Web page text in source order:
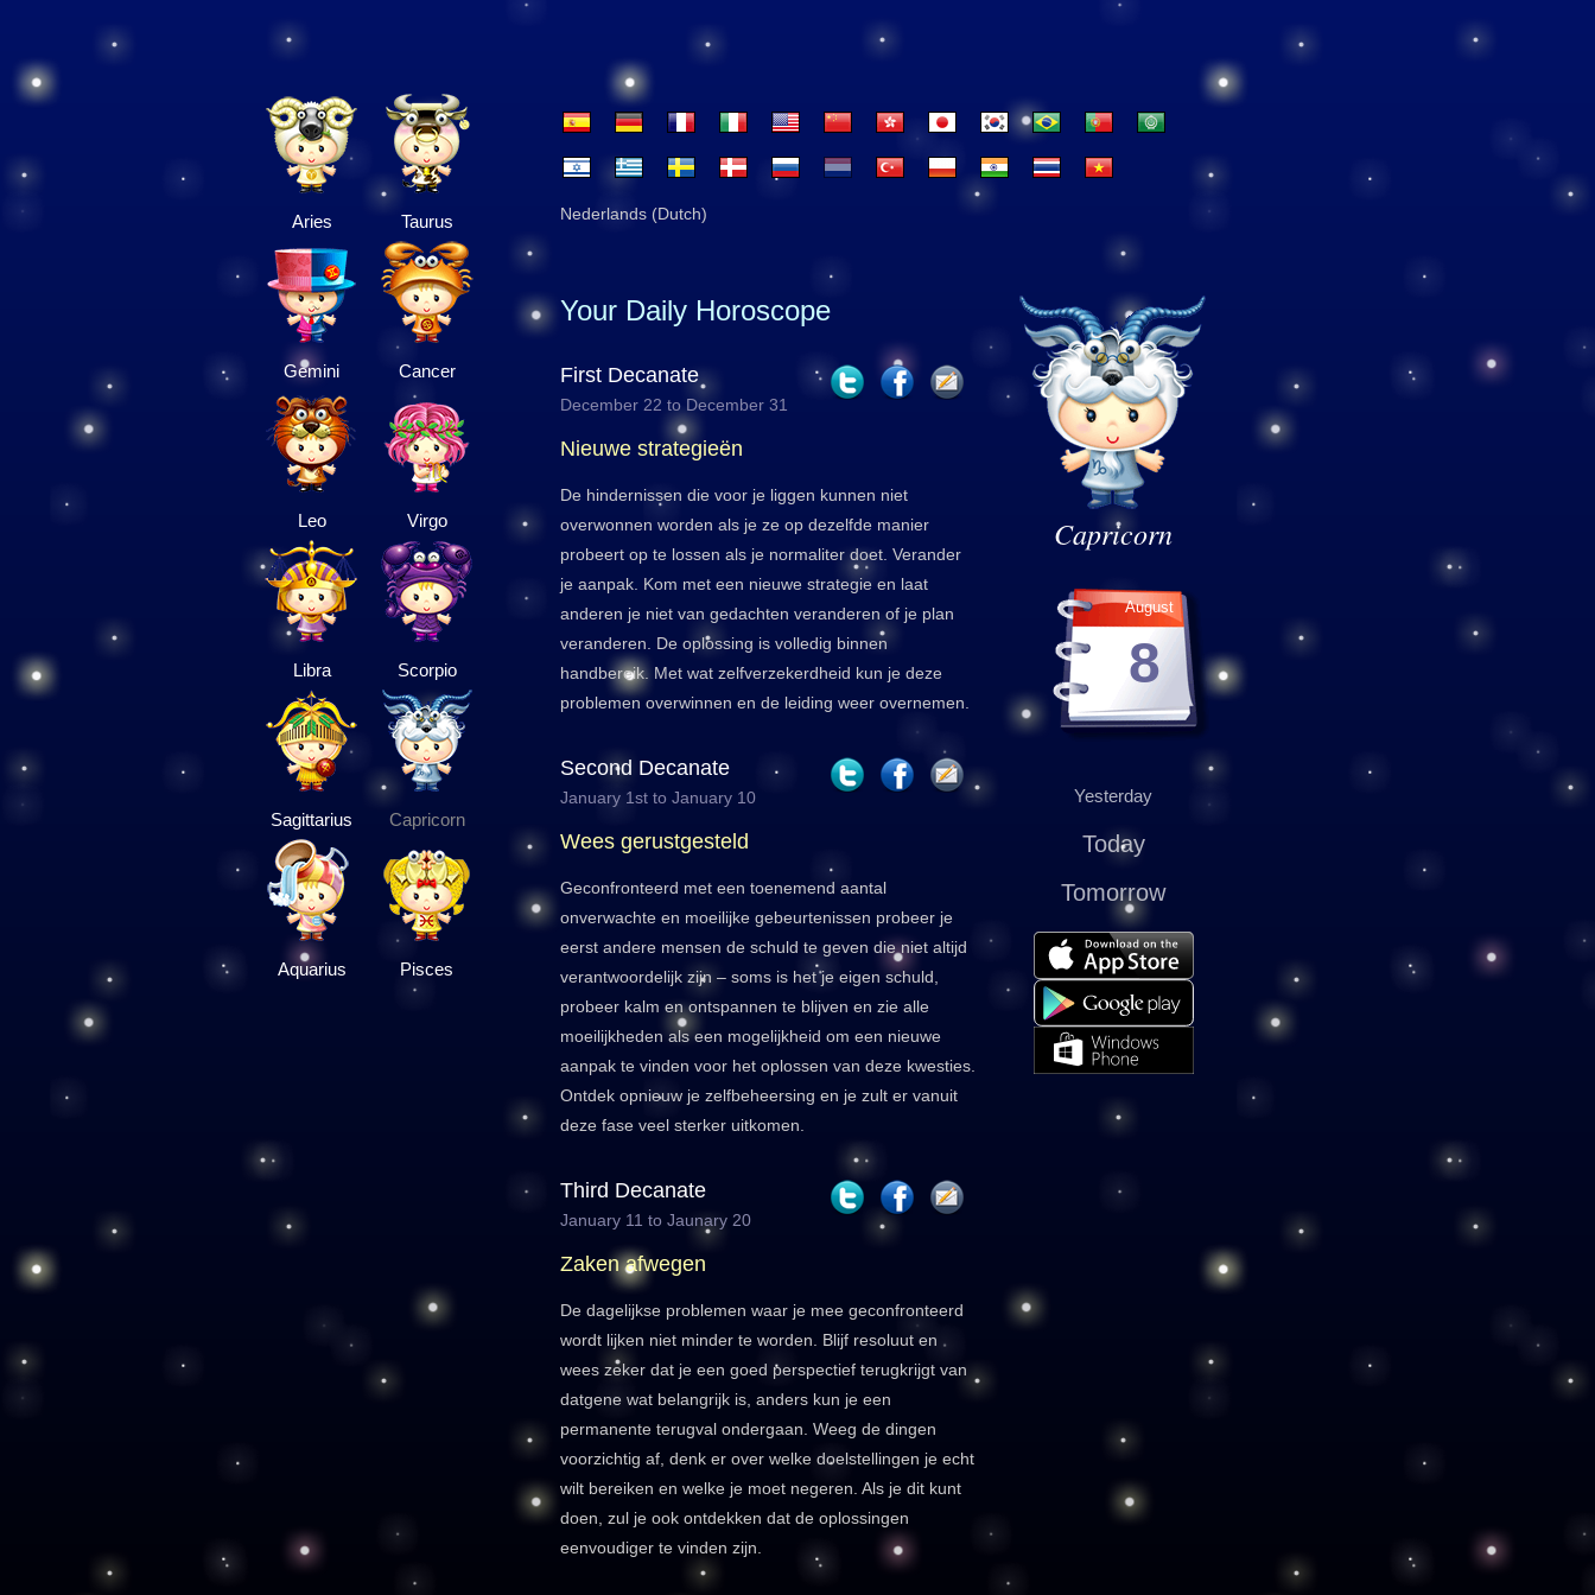
Aries Taurus
Gemini Cancer
Leo Virgo
Libra Scorpio
Sagittarius Capricorn
Aquarius Pisces
Nederlands (Dutch)
Capricorn
August
8
Yesterday
Today
Tomorrow
Your Daily Horoscope
First Decanate
December 22 to December 31
Nieuwe strategieën
De hindernissen die voor je liggen kunnen niet
overwonnen worden als je ze op dezelfde manier
probeert op te lossen als je normaliter doet. Verander
je aanpak. Kom met een nieuwe strategie en laat
anderen je niet van gedachten veranderen of je plan
veranderen. De oplossing is volledig binnen
handbereik. Met wat zelfverzekerdheid kun je deze
problemen overwinnen en de leiding weer overnemen.
Second Decanate
January 1st to January 10
Wees gerustgesteld
Geconfronteerd met een toenemend aantal
onverwachte en moeilijke gebeurtenissen probeer je
eerst andere mensen de schuld te geven die niet altijd
verantwoordelijk zijn – soms is het je eigen schuld,
probeer kalm en ontspannen te blijven en zie alle
moeilijkheden als een mogelijkheid om een nieuwe
aanpak te vinden voor het oplossen van deze kwesties.
Ontdek opnieuw je zelfbeheersing en je zult er vanuit
deze fase veel sterker uitkomen.
Third Decanate
January 11 to Jaunary 20
Zaken afwegen
De dagelijkse problemen waar je mee geconfronteerd
wordt lijken niet minder te worden. Blijf resoluut en
wees zeker dat je een goed perspectief terugkrijgt van
datgene wat belangrijk is, anders kun je een
permanente terugval ondergaan. Weeg de dingen
voorzichtig af, denk er over welke doelstellingen je echt
wilt bereiken en welke je moet negeren. Als je dit kunt
doen, zul je ook ontdekken dat de oplossingen
eenvoudiger te vinden zijn.